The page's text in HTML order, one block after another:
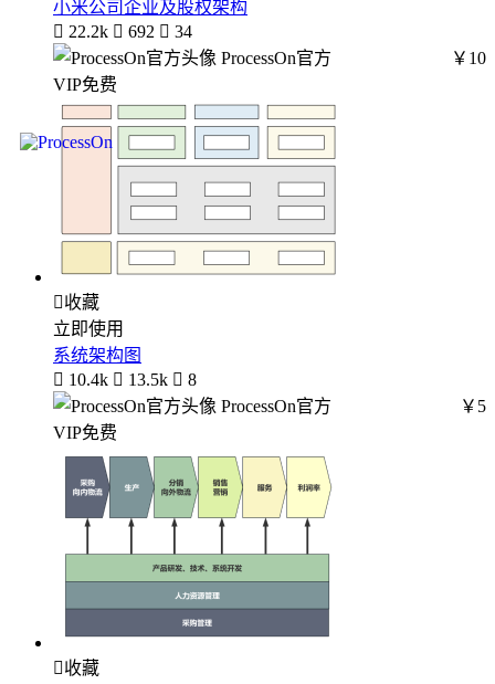
小米公司企业及股权架构
 22.2k  692  34
ProcessOn官方
￥10
VIP免费
收藏
立即使用
系统架构图
 10.4k  13.5k  8
ProcessOn官方
￥5
VIP免费
收藏